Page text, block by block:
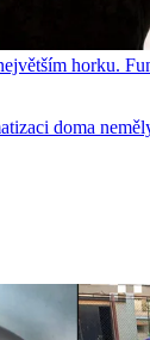
horku.
doma